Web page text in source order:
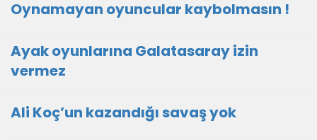
Oynamayan oyuncular kaybolmasın !
Ayak oyunlarına Galatasaray izin
vermez
Ali Koç’un kazandığı savaş yok